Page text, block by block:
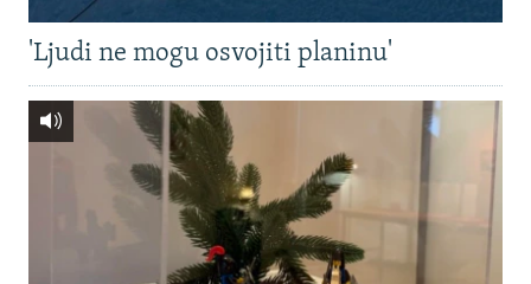
'Ljudi ne mogu osvojiti planinu'